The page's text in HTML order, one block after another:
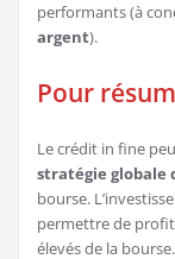
performants (à
argent).
Pour
Le crédit in fine
stratégie globale
bourse.
permettre de
élevés de la bourse.